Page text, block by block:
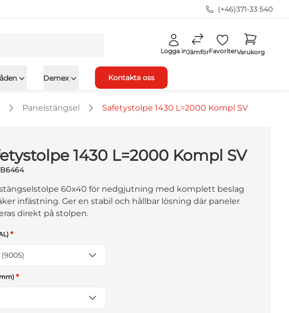
(+46)371-33 540
Logga inJämförFavoriterVarukorg
Demex Kontakta oss
Panelstängsel Safetystolpe 1430 L=2000 Kompl SV
1430 L=2000 Kompl SV
B6464
60x40 för nedgjutning med komplett beslag
infästning. Ger en stabil och hållbar lösning där paneler
direkt på stolpen.
*
(9005)
*